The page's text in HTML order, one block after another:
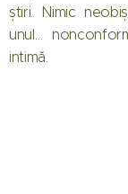
știri. Nimic
unul…
intimă.